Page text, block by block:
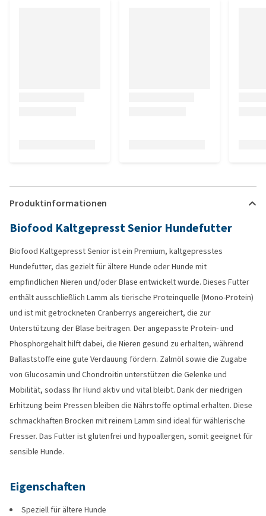
Produktinformationen
Biofood Kaltgepresst Senior Hundefutter
Biofood Kaltgepresst Senior ist ein Premium, kaltgepresstes
Hundefutter, das gezielt für ältere Hunde oder Hunde mit
empfindlichen Nieren und/oder Blase entwickelt wurde. Dieses Futter
enthält ausschließlich Lamm als tierische Proteinquelle (Mono-Protein)
und ist mit getrockneten Cranberrys angereichert, die zur
Unterstützung der Blase beitragen. Der angepasste Protein- und
Phosphorgehalt hilft dabei, die Nieren gesund zu erhalten, während
Ballaststoffe eine gute Verdauung fördern. Zalmöl sowie die Zugabe
von Glucosamin und Chondroitin unterstützen die Gelenke und
Mobilität, sodass Ihr Hund aktiv und vital bleibt. Dank der niedrigen
Erhitzung beim Pressen bleiben die Nährstoffe optimal erhalten. Diese
schmackhaften Brocken mit reinem Lamm sind ideal für wählerische
Fresser. Das Futter ist glutenfrei und hypoallergen, somit geeignet für
sensible Hunde.
Eigenschaften
Speziell für ältere Hunde